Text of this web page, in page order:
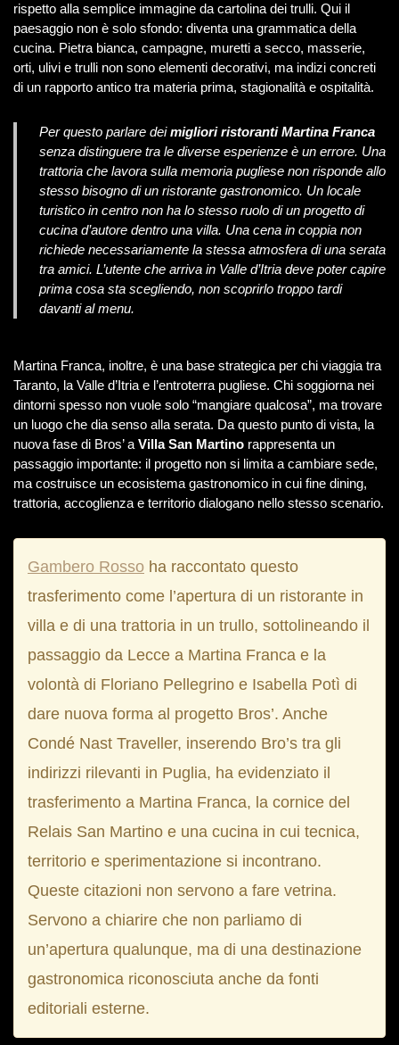
rispetto alla semplice immagine da cartolina dei trulli. Qui il
paesaggio non è solo sfondo: diventa una grammatica della
cucina. Pietra bianca, campagne, muretti a secco, masserie,
orti, ulivi e trulli non sono elementi decorativi, ma indizi concreti
di un rapporto antico tra materia prima, stagionalità e ospitalità.
Per questo parlare deimigliori ristoranti Martina Franca
senza distinguere tra le diverse esperienze è un errore. Una
trattoria che lavora sulla memoria pugliese non risponde allo
stesso bisogno di un ristorante gastronomico. Un locale
turistico in centro non ha lo stesso ruolo di un progetto di
cucina d’autore dentro una villa. Una cena in coppia non
richiede necessariamente la stessa atmosfera di una serata
tra amici. L’utente che arriva in Valle d’Itria deve poter capire
prima cosa sta scegliendo, non scoprirlo troppo tardi
davanti al menu.
Martina Franca, inoltre, è una base strategica per chi viaggia tra
Taranto, la Valle d’Itria e l’entroterra pugliese. Chi soggiorna nei
dintorni spesso non vuole solo “mangiare qualcosa”, ma trovare
un luogo che dia senso alla serata. Da questo punto di vista, la
nuova fase di Bros’ a Villa San Martino rappresenta un
passaggio importante: il progetto non si limita a cambiare sede,
ma costruisce un ecosistema gastronomico in cui fine dining,
trattoria, accoglienza e territorio dialogano nello stesso scenario.
Gambero Rosso ha raccontato questo
trasferimento come l’apertura di un ristorante in
villa e di una trattoria in un trullo, sottolineando il
passaggio da Lecce a Martina Franca e la
volontà di Floriano Pellegrino e Isabella Potì di
dare nuova forma al progetto Bros’. Anche
Condé Nast Traveller, inserendo Bro’s tra gli
indirizzi rilevanti in Puglia, ha evidenziato il
trasferimento a Martina Franca, la cornice del
Relais San Martino e una cucina in cui tecnica,
territorio e sperimentazione si incontrano.
Queste citazioni non servono a fare vetrina.
Servono a chiarire che non parliamo di
un’apertura qualunque, ma di una destinazione
gastronomica riconosciuta anche da fonti
editoriali esterne.